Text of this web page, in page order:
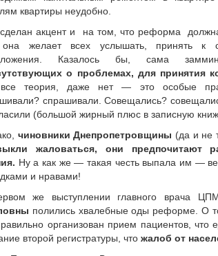
квартиры неудобно.
акцент и на том, что реформа
желает всех услышать, принять к
Казалось бы, сама
о проблемах, для принятия
теория, даже нет — это особые
спрашивали. Совещались?
(большой жирный плюс в записную
чиновники Днепропетровщины (да и не
жаловаться, они предпочитают
Ну а как же — такая честь выпала им —
и нравами!
же выступлении главного врача
полились хвалебные оды реформе. О
организован прием пациентов,
второй регистратуры, что жалоб от